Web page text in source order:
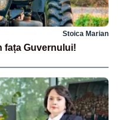
Stoica Marian
fața Guvernului!